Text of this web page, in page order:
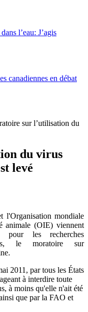
l’eau: J’agis
canadiennes en débat
sur l’utilisation du
du virus
levé
l'Organisation mondiale
animale (OIE) viennent
pour les recherches
le moratoire sur
2011, par tous les États
à interdire toute
à moins qu'elle n'ait été
que par la FAO et